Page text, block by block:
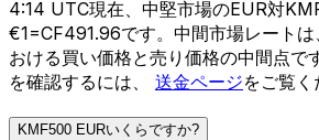
4:14 UTC現在、中堅市場のEUR対
€1=CF491.96です。中間市場レートは
おける買い価格と売り価格の中間点で
を確認するには、 送金ページをご覧く
KMF500 EURいくらですか?